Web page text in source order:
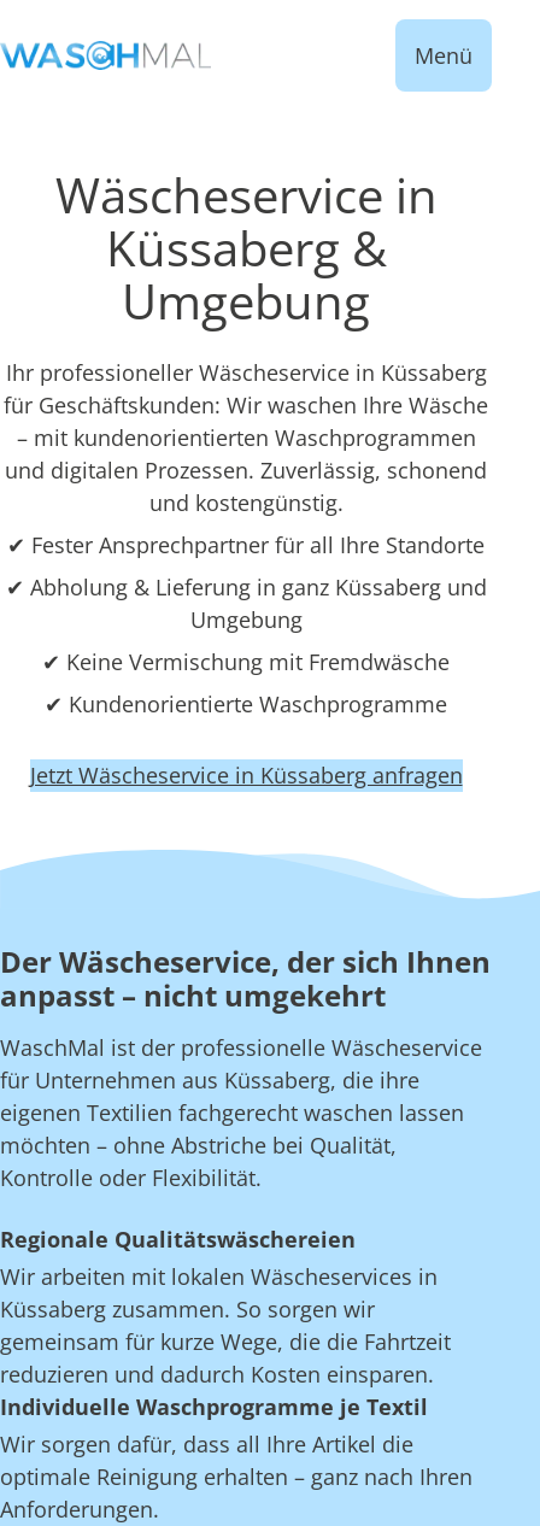
Menü
Wäscheservice in
Küssaberg &
Umgebung
Ihr professioneller Wäscheservice in Küssaberg
für Geschäftskunden: Wir waschen Ihre Wäsche
– mit kundenorientierten Waschprogrammen
und digitalen Prozessen. Zuverlässig, schonend
und kostengünstig.
✔ Fester Ansprechpartner für all Ihre Standorte
✔ Abholung & Lieferung in ganz Küssaberg und
Umgebung
✔ Keine Vermischung mit Fremdwäsche
✔ Kundenorientierte Waschprogramme
Jetzt Wäscheservice in Küssaberg anfragen
Der Wäscheservice, der sich Ihnen
anpasst – nicht umgekehrt
WaschMal ist der professionelle Wäscheservice
für Unternehmen aus Küssaberg, die ihre
eigenen Textilien fachgerecht waschen lassen
möchten – ohne Abstriche bei Qualität,
Kontrolle oder Flexibilität.
Regionale Qualitätswäschereien
Wir arbeiten mit lokalen Wäscheservices in
Küssaberg zusammen. So sorgen wir
gemeinsam für kurze Wege, die die Fahrtzeit
reduzieren und dadurch Kosten einsparen.
Individuelle Waschprogramme je Textil
Wir sorgen dafür, dass all Ihre Artikel die
optimale Reinigung erhalten – ganz nach Ihren
Anforderungen.